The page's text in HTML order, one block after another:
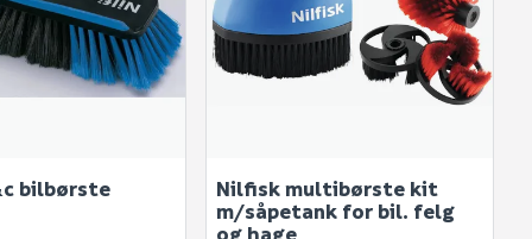
bilbørste
Nilfisk multibørste kit
m/såpetank for bil. felg